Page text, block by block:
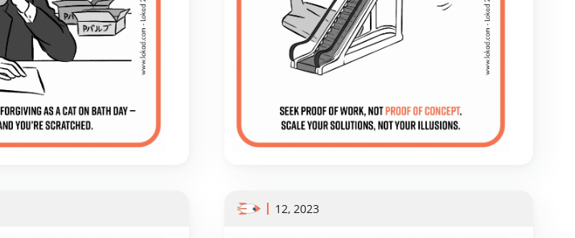
12, 2023